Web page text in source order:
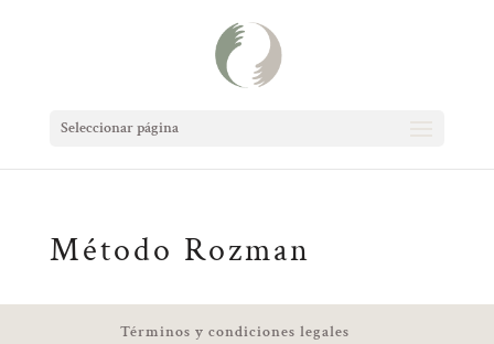
Seleccionar página
Método Rozman
Términos y condiciones legales